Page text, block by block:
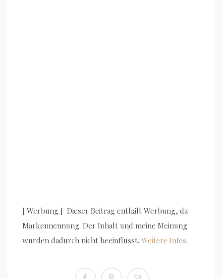
[ Werbung ] Dieser Beitrag enthält Werbung, da
Markennennung. Der Inhalt und meine Meinung
wurden dadurch nicht beeinflusst. Weitere Infos.